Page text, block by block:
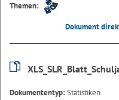
Themen:
Dokument
Dokumententyp:Statistiken